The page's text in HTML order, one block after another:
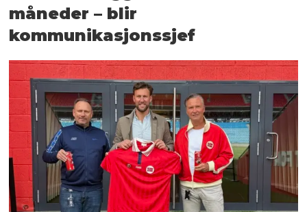
måneder – blir
kommunikasjonssjef